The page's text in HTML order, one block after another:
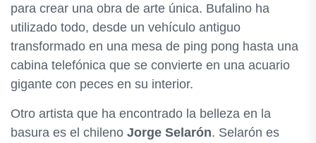
para crear una obra de arte única. Bufalino ha
utilizado todo, desde un vehículo antiguo
transformado en una mesa de ping pong hasta una
cabina telefónica que se convierte en una acuario
gigante con peces en su interior.
Otro artista que ha encontrado la belleza en la
basura es el chileno Jorge Selarón. Selarón es